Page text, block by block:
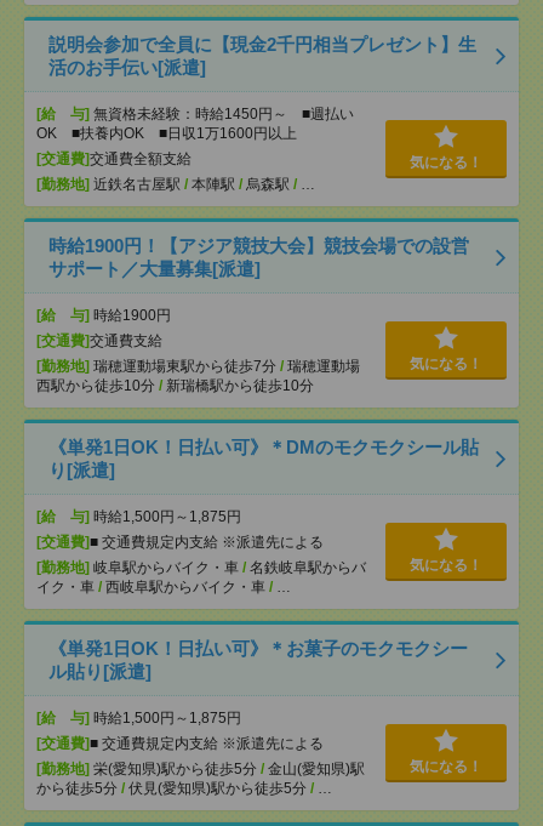
説明会参加で全員に【現金2千円相当プレゼント】生
活のお手伝い[派遣]
[給 与] 無資格未経験：時給1450円～ ■週払い
OK ■扶養内OK ■日収1万1600円以上
[交通費]交通費全額支給
[勤務地] 近鉄名古屋駅 / 本陣駅 / 烏森駅 / …
気になる！
時給1900円！【アジア競技大会】競技会場での設営
サポート／大量募集[派遣]
[給 与] 時給1900円
[交通費]交通費支給
[勤務地] 瑞穂運動場東駅から徒歩7分 / 瑞穂運動場
西駅から徒歩10分 / 新瑞橋駅から徒歩10分
気になる！
《単発1日OK！日払い可》＊DMのモクモクシール貼
り[派遣]
[給 与] 時給1,500円～1,875円
[交通費]■ 交通費規定内支給 ※派遣先による
[勤務地] 岐阜駅からバイク・車 / 名鉄岐阜駅からバ
イク・車 / 西岐阜駅からバイク・車 / …
気になる！
《単発1日OK！日払い可》＊お菓子のモクモクシー
ル貼り[派遣]
[給 与] 時給1,500円～1,875円
[交通費]■ 交通費規定内支給 ※派遣先による
[勤務地] 栄(愛知県)駅から徒歩5分 / 金山(愛知県)駅
から徒歩5分 / 伏見(愛知県)駅から徒歩5分 / …
気になる！